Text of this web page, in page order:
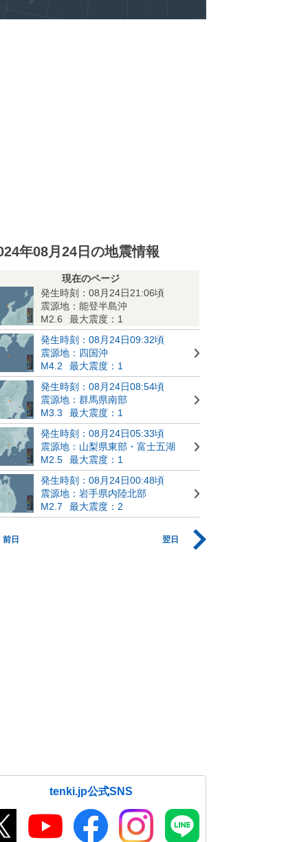
年08月24日の地震情報
現在のページ
発生時刻：08月24日21:06頃
震源地：能登半島沖
M2.6
最大震度：1
発生時刻：08月24日09:32頃
震源地：四国沖
M4.2
最大震度：1
発生時刻：08月24日08:54頃
震源地：群馬県南部
M3.3
最大震度：1
発生時刻：08月24日05:33頃
震源地：山梨県東部・富士五湖
M2.5
最大震度：1
発生時刻：08月24日00:48頃
震源地：岩手県内陸北部
M2.7
最大震度：2
前日 翌日
tenki.jp公式SNS